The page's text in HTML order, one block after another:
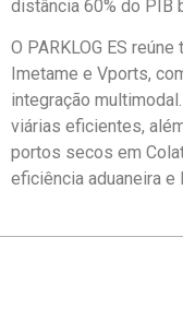
distância 60% do PIB
O PARKLOG ES
Imetame e Vports,
integração
viárias eficientes,
portos secos em
eficiência aduaneira e